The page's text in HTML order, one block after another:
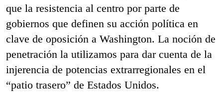
que la resistencia al centro por parte de
gobiernos que definen su acción política en
clave de oposición a Washington. La noción de
penetración la utilizamos para dar cuenta de la
injerencia de potencias extrarregionales en el
“patio trasero” de Estados Unidos.